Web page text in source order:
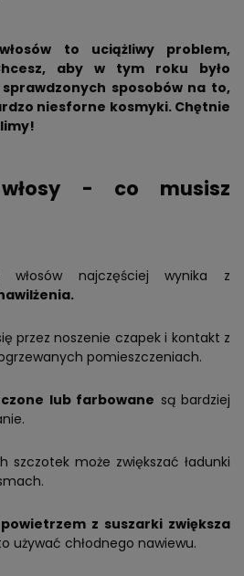
to uciążliwy problem,
aby w tym roku było
sposobów na to,
niesforne kosmyki. Chętnie
włosy - co musisz
włosów najczęściej wynika z
przez noszenie czapek i kontakt z
pomieszczeniach.
lub farbowane są bardziej
szczotek może zwiększać ładunki
z suszarki zwiększa
używać chłodnego nawiewu.